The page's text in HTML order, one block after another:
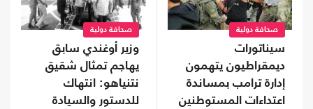
صحافة دولية
سيناتورات
ديمقراطيون يتهمون
إدارة ترامب بمساندة
اعتداءات المستوطنين
صحافة دولية
وزير أوغندي سابق
يهاجم تمثال شقيق
نتنياهو: انتهاك
للدستور والسيادة